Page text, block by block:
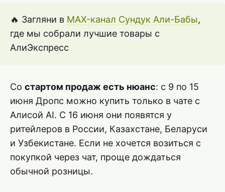
🔥 Загляни в MAX-канал Сундук Али-Бабы,
где мы собрали лучшие товары с
АлиЭкспресс
Со стартом продаж есть нюанс: с 9 по 15
июня Дропс можно купить только в чате с
Алисой AI. С 16 июня они появятся у
ритейлеров в России, Казахстане, Беларуси
и Узбекистане. Если не хочется возиться с
покупкой через чат, проще дождаться
обычной розницы.